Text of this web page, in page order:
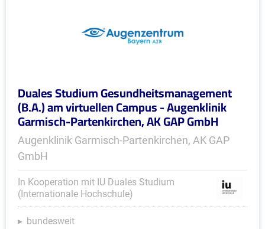
Duales Studium Gesundheitsmanagement
(B.A.) am virtuellen Campus - Augenklinik
Garmisch-Partenkirchen, AK GAP GmbH
Augenklinik Garmisch-Partenkirchen, AK GAP
GmbH
In Kooperation mit IU Duales Studium
(Internationale Hochschule)
bundesweit